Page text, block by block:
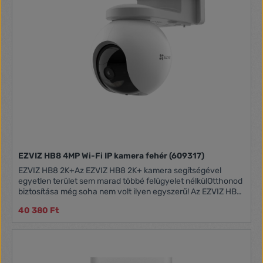
EZVIZ HB8 4MP Wi-Fi IP kamera fehér (609317)
EZVIZ HB8 2K+Az EZVIZ HB8 2K+ kamera segítségével
egyetlen terület sem marad többé felügyelet nélkülOtthonod
biztosítása még soha nem volt ilyen egyszerű! Az EZVIZ HB8
működik, és amely pásztázó és dönthető funkcióval
rendelkezik. A megfigyelt terület minden sarkát hihetetlenül
40 380 Ft